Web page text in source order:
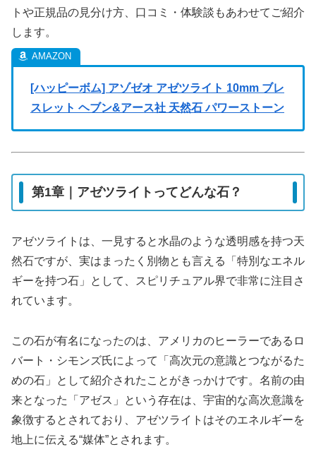
トや正規品の見分け方、口コミ・体験談もあわせてご紹介
します。
[ハッピーボム] アゾゼオ アゼツライト 10mm ブレ
スレット ヘブン&アース社 天然石 パワーストーン
第1章｜アゼツライトってどんな石？
アゼツライトは、一見すると水晶のような透明感を持つ天
然石ですが、実はまったく別物とも言える「特別なエネル
ギーを持つ石」として、スピリチュアル界で非常に注目さ
れています。
この石が有名になったのは、アメリカのヒーラーであるロ
バート・シモンズ氏によって「高次元の意識とつながるた
めの石」として紹介されたことがきっかけです。名前の由
来となった「アゼス」という存在は、宇宙的な高次意識を
象徴するとされており、アゼツライトはそのエネルギーを
地上に伝える“媒体”とされます。